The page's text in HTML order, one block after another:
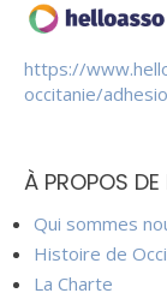
https://
occitanie/
À PROPOS
Qui sommes
Histoire de
La Charte